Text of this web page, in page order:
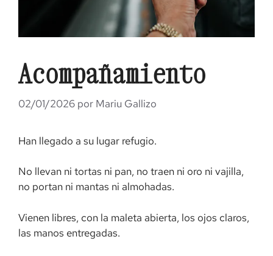
Acompañamiento
02/01/2026 por Mariu Gallizo
Han llegado a su lugar refugio.
No llevan ni tortas ni pan, no traen ni oro ni vajilla,
no portan ni mantas ni almohadas.
Vienen libres, con la maleta abierta, los ojos claros,
las manos entregadas.